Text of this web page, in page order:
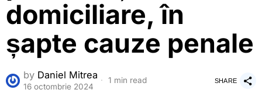
domiciliare, în
șapte cauze penale
by Daniel Mitrea
16 octombrie 2024
1 min read SHARE